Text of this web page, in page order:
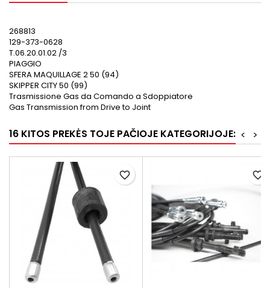
268813
129-373-0628
T.06.20.01.02 /3
PIAGGIO
SFERA MAQUILLAGE 2 50 (94)
SKIPPER CITY 50 (99)
Trasmissione Gas da Comando a Sdoppiatore
Gas Transmission from Drive to Joint
16 KITOS PREKĖS TOJE PAČIOJE KATEGORIJOJE: >
<
favorite_border favorite_border